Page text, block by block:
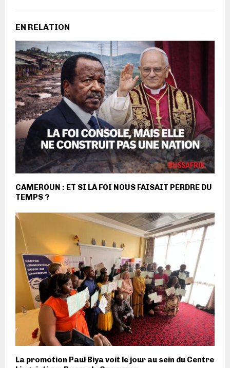
EN RELATION
CAMEROUN : ET SI LA FOI NOUS FAISAIT PERDRE DU
TEMPS ?
La promotion Paul Biya voit le jour au sein du Centre